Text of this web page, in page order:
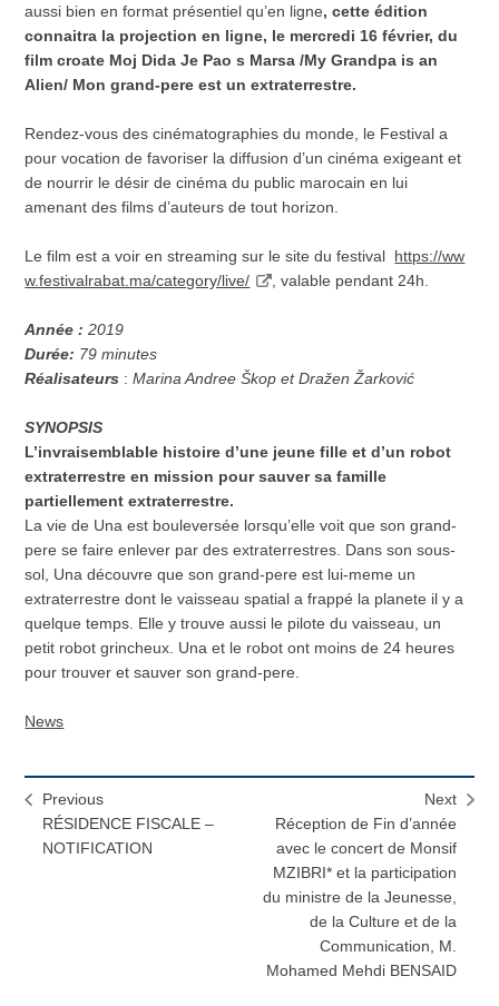
aussi bien en format présentiel qu’en ligne, cette édition
connaitra la projection en ligne, le mercredi 16 février, du
film croate Moj Dida Je Pao s Marsa /My Grandpa is an
Alien/ Mon grand-pere est un extraterrestre.
Rendez-vous des cinématographies du monde, le Festival a
pour vocation de favoriser la diffusion d’un cinéma exigeant et
de nourrir le désir de cinéma du public marocain en lui
amenant des films d’auteurs de tout horizon.
Le film est a voir en streaming sur le site du festival https://ww
w.festivalrabat.ma/category/live/
, valable pendant 24h.
Année :2019
Durée: 79 minutes
Réalisateurs :Marina Andree Škop et Dražen Žarković
SYNOPSIS
L’invraisemblable histoire d’une jeune fille et d’un robot
extraterrestre en mission pour sauver sa famille
partiellement extraterrestre.
La vie de Una est bouleversée lorsqu’elle voit que son grand-
pere se faire enlever par des extraterrestres. Dans son sous-
sol, Una découvre que son grand-pere est lui-meme un
extraterrestre dont le vaisseau spatial a frappé la planete il y a
quelque temps. Elle y trouve aussi le pilote du vaisseau, un
petit robot grincheux. Una et le robot ont moins de 24 heures
pour trouver et sauver son grand-pere.
News
Previous
RÉSIDENCE FISCALE –
NOTIFICATION
Next
Réception de Fin d’année
avec le concert de Monsif
MZIBRI* et la participation
du ministre de la Jeunesse,
de la Culture et de la
Communication, M.
Mohamed Mehdi BENSAID